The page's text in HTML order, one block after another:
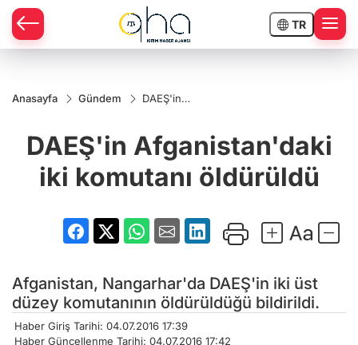
TR
Anasayfa Gündem
DAEŞ'in
öldürüldü
DAEŞ'in Afganistan'daki
iki komutanı öldürüldü
Afganistan, Nangarhar'da DAEŞ'in iki üst
düzey komutanının öldürüldüğü bildirildi.
Haber Giriş Tarihi: 04.07.2016 17:39
Haber Güncellenme Tarihi: 04.07.2016 17:42